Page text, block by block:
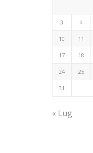
3 4
10 11
17 18
24 25
31
« Lug